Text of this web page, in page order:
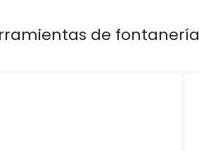
de fontanería